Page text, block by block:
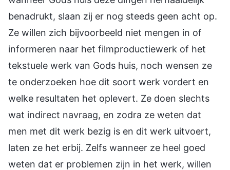
benadrukt, slaan zij er nog steeds geen acht op.
Ze willen zich bijvoorbeeld niet mengen in of
informeren naar het filmproductiewerk of het
tekstuele werk van Gods huis, noch wensen ze
te onderzoeken hoe dit soort werk vordert en
welke resultaten het oplevert. Ze doen slechts
wat indirect navraag, en zodra ze weten dat
men met dit werk bezig is en dit werk uitvoert,
laten ze het erbij. Zelfs wanneer ze heel goed
weten dat er problemen zijn in het werk, willen